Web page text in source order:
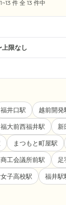
1~13 件 全 13 件中
限なし
福井口駅 越前開発
福大前西福井駅 新
まつもと町屋駅
商工会議所前駅
子高校駅 福井駅